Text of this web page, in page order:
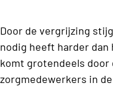
Door de vergrijzing
nodig heeft harder
komt grotendeels
zorgmedewerkers in